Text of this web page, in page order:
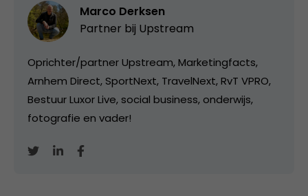
Marco Derksen
Partner bij Upstream
Oprichter/partner Upstream, Marketingfacts,
Arnhem Direct, SportNext, TravelNext, RvT VPRO,
Bestuur Luxor Live, social business, onderwijs,
fotografie en vader!